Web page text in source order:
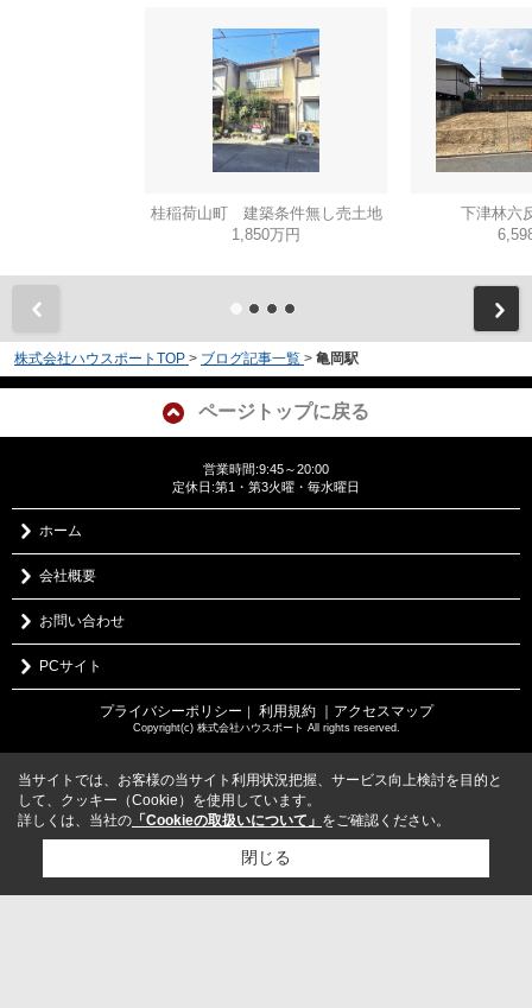
桂稲荷山町 建築条件無し売土地
1,850万円
下津林六
株式会社ハウスポートTOP > ブログ記事一覧 > 亀岡駅
ページトップに戻る
営業時間:9:45～20:00
定休日:第1・第3火曜・毎水曜日
ホーム
会社概要
お問い合わせ
PCサイト
プライバシーポリシー ｜ 利用規約 ｜アクセスマップ
Copyright(c) 株式会社ハウスポート All rights reserved.
当サイトでは、お客様の当サイト利用状況把握、サービス向上検討を目的と
して、クッキー（Cookie）を使用しています。
詳しくは、当社の 「Cookieの取扱いについて」 をご確認ください。
閉じる